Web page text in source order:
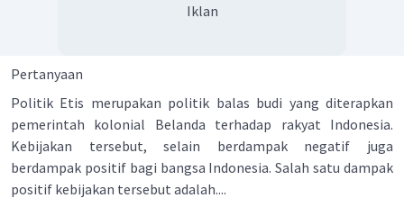
Iklan
Pertanyaan
Politik Etis merupakan politik balas budi yang diterapkan
pemerintah kolonial Belanda terhadap rakyat Indonesia.
Kebijakan tersebut, selain berdampak negatif juga
berdampak positif bagi bangsa Indonesia. Salah satu dampak
positif kebijakan tersebut adalah....